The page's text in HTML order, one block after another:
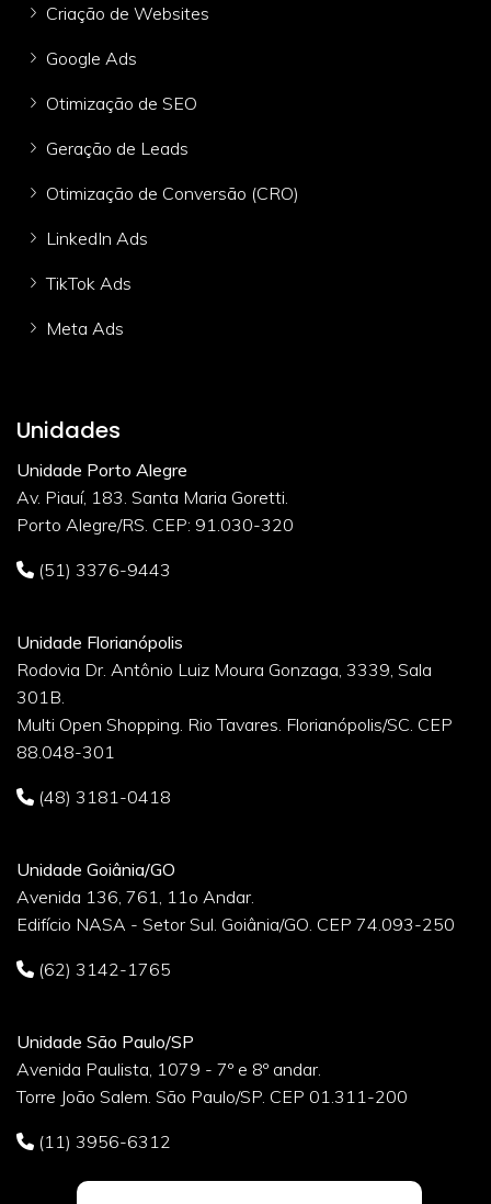
Criação de Websites
Google Ads
Otimização de SEO
Geração de Leads
Otimização de Conversão (CRO)
LinkedIn Ads
TikTok Ads
Meta Ads
Unidades
Unidade Porto Alegre
Av. Piauí, 183. Santa Maria Goretti.
Porto Alegre/RS. CEP: 91.030-320
(51) 3376-9443
Unidade Florianópolis
Rodovia Dr. Antônio Luiz Moura Gonzaga, 3339, Sala
301B.
Multi Open Shopping. Rio Tavares. Florianópolis/SC. CEP
88.048-301
(48) 3181-0418
Unidade Goiânia/GO
Avenida 136, 761, 11o Andar.
Edifício NASA - Setor Sul. Goiânia/GO. CEP 74.093-250
(62) 3142-1765
Unidade São Paulo/SP
Avenida Paulista, 1079 - 7º e 8º andar.
Torre João Salem. São Paulo/SP. CEP 01.311-200
(11) 3956-6312